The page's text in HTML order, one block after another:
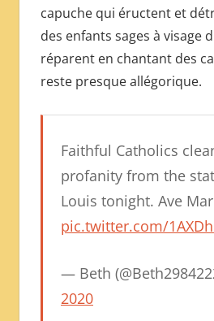
capuche qui éructent et
des enfants sages à visage
réparent en chantant des
reste presque allégorique.
Faithful Catholics
profanity from the
Louis tonight. Ave
pic.twitter.com/
— Beth
2020